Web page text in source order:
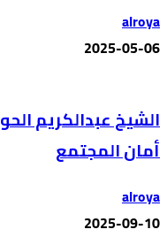
alroya
2025-05-06
الشيخ عبدالكريم
أمان المجتمع
alroya
2025-09-10